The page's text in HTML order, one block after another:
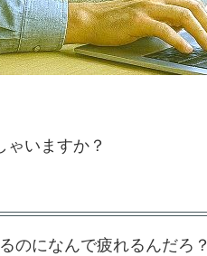
いますか？
のになんで疲れるんだろ